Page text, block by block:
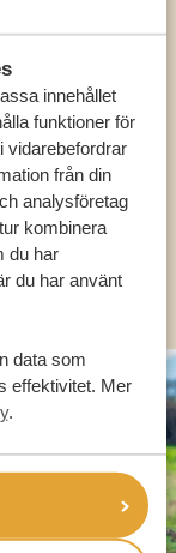
innehållet
funktioner för
vidarebefordrar
från din
analysföretag
kombinera
du har
du har använt
data som
effektivitet. Mer
.
FÖR ATT